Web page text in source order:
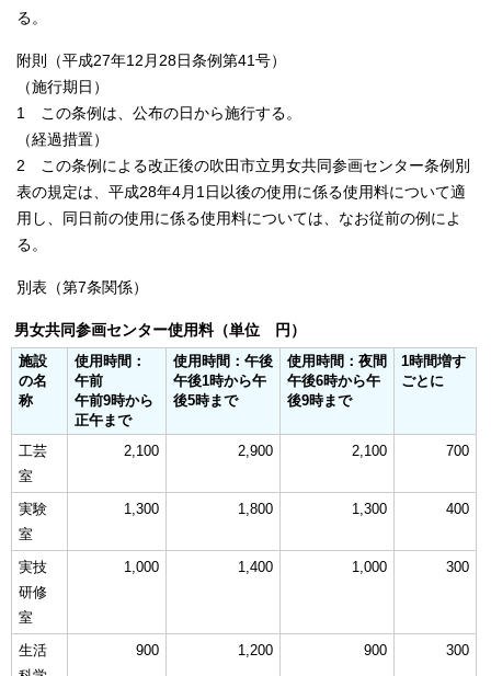
る。
附則（平成27年12月28日条例第41号）
（施行期日）
1 この条例は、公布の日から施行する。
（経過措置）
2 この条例による改正後の吹田市立男女共同参画センター条例別
表の規定は、平成28年4月1日以後の使用に係る使用料について適
用し、同日前の使用に係る使用料については、なお従前の例によ
る。
別表（第7条関係）
男女共同参画センター使用料（単位 円）
施設
の名
称
使用時間：
午前
午前9時から
正午まで
使用時間：午後
午後1時から午
後5時まで
使用時間：夜間
午後6時から午
後9時まで
1時間増す
ごとに
工芸
室
2,100 2,900 2,100 700
実験
室
1,300 1,800 1,300 400
実技
研修
室
1,000 1,400 1,000 300
生活
900 1,200 900 300